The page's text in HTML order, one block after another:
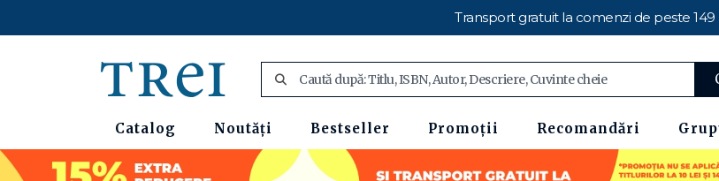
Transport gratuit la comenzi de peste 149
Catalog Noutăți Bestseller Promoții Recomandări